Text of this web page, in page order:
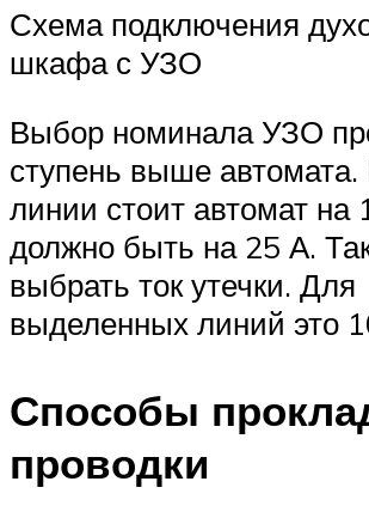
Схема подключения
шкафа с УЗО
Выбор номинала УЗО
ступень выше
линии стоит автомат
должно быть на 25 А.
выбрать ток утечки. Для
выделенных линий это
Способы
проводки